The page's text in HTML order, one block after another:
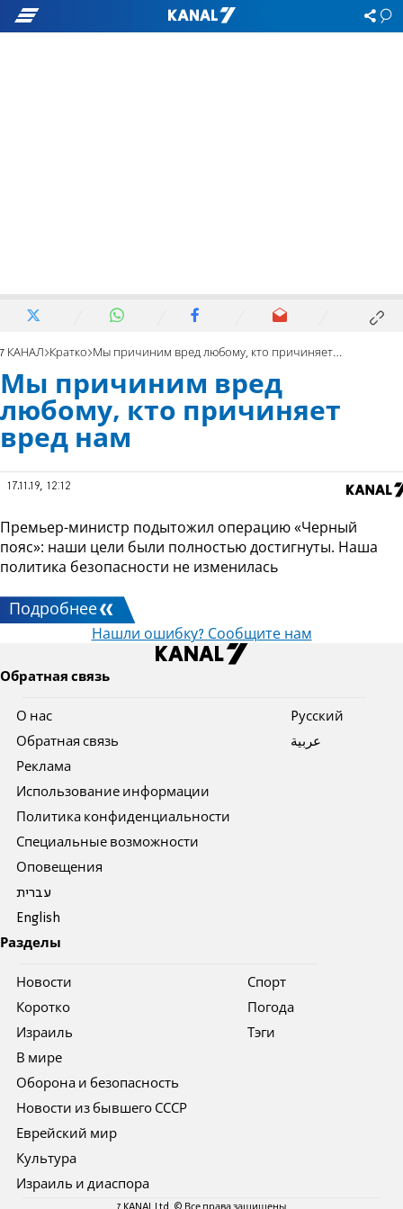
7 КАНАЛ Кратко Мы причиним вред любому, кто причиняет вред нам
Мы причиним вред
любому, кто причиняет
вред нам
17.11.19, 12:12
Премьер-министр подытожил операцию «Черный
пояс»: наши цели были полностью достигнуты. Наша
политика безопасности не изменилась
Подробнее
Нашли ошибку? Сообщите нам
Обратная связь
О нас
Обратная связь
Реклама
Использование информации
Политика конфиденциальности
Специальные возможности
Оповещения
עברית
English
Pусский
عربية
Разделы
Новости
Коротко
Израиль
В мире
Оборона и безопасность
Новости из бывшего СССР
Еврейский мир
Культура
Израиль и диаспора
Спорт
Погода
Тэги